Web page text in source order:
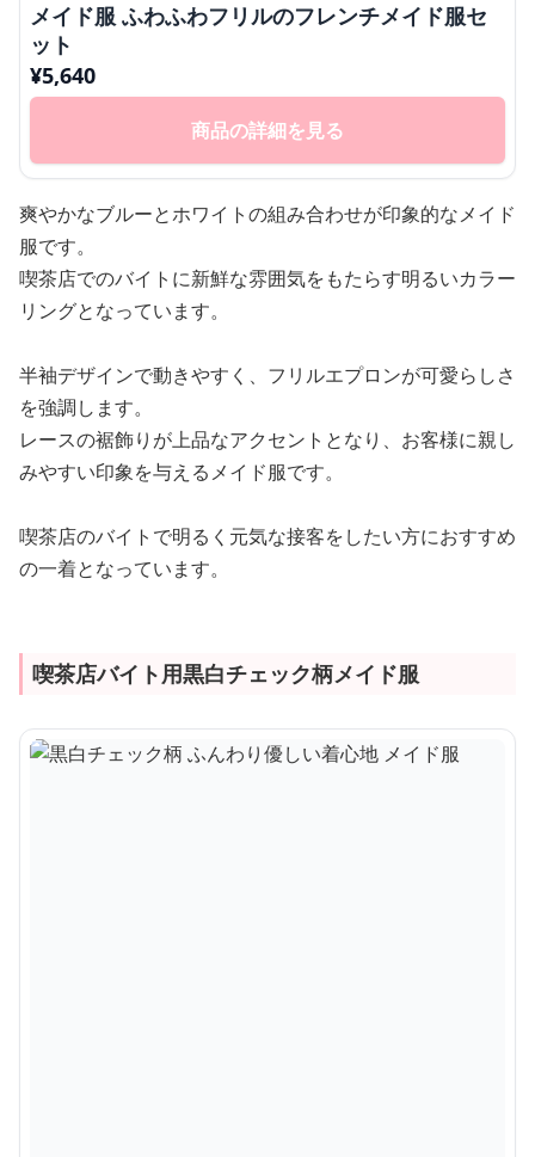
メイド服 ふわふわフリルのフレンチメイド服セ
ット
¥5,640
商品の詳細を見る
爽やかなブルーとホワイトの組み合わせが印象的なメイド
服です。
喫茶店でのバイトに新鮮な雰囲気をもたらす明るいカラー
リングとなっています。
半袖デザインで動きやすく、フリルエプロンが可愛らしさ
を強調します。
レースの裾飾りが上品なアクセントとなり、お客様に親し
みやすい印象を与えるメイド服です。
喫茶店のバイトで明るく元気な接客をしたい方におすすめ
の一着となっています。
喫茶店バイト用黒白チェック柄メイド服